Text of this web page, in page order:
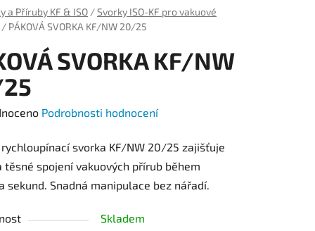
a Příruby KF & ISO /Svorky ISO-KF pro vakuové
/ PÁKOVÁ SVORKA KF/NW 20/25
SVORKA KF/NW
Podrobnosti hodnocení
rychloupínací svorka KF/NW 20/25 zajišťuje
těsné spojení vakuových přírub během
sekund. Snadná manipulace bez nářadí.
Skladem